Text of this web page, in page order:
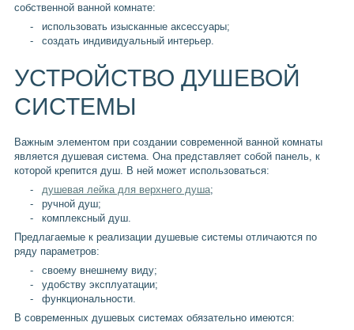
собственной ванной комнате:
использовать изысканные аксессуары;
создать индивидуальный интерьер.
УСТРОЙСТВО ДУШЕВОЙ
СИСТЕМЫ
Важным элементом при создании современной ванной комнаты
является душевая система. Она представляет собой панель, к
которой крепится душ. В ней может использоваться:
душевая лейка для верхнего душа;
ручной душ;
комплексный душ.
Предлагаемые к реализации душевые системы отличаются по
ряду параметров:
своему внешнему виду;
удобству эксплуатации;
функциональности.
В современных душевых системах обязательно имеются: